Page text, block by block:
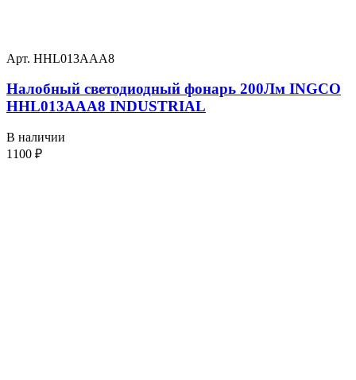
Арт. HHL013AAA8
Налобный светодиодный фонарь 200Лм INGCO
HHL013AAA8 INDUSTRIAL
В наличии
1100 ₽